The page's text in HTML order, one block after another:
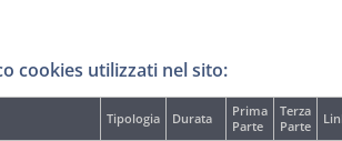
cookies utilizzati nel sito:
Tipologia Durata
Prima
Parte
Terza
Parte